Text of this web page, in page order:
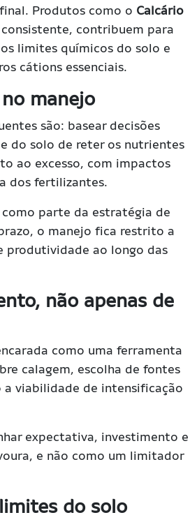
Produtos como o Calcário
contribuem para
limites químicos do solo e
cátions essenciais.
manejo
são: basear decisões
do solo de reter os nutrientes
ao excesso, com impactos
dos fertilizantes.
parte da estratégia de
o manejo fica restrito a
produtividade ao longo das
não apenas de
como uma ferramenta
calagem, escolha de fontes
viabilidade de intensificação
expectativa, investimento e
e não como um limitador
do solo